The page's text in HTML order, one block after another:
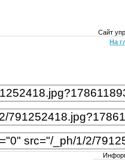
Сайт
На